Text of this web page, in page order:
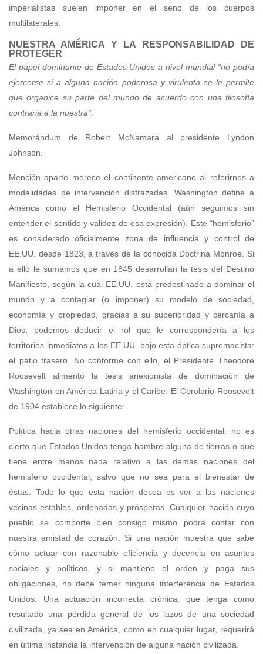
imperialistas suelen imponer en el seno de los cuerpos
multilaterales.
NUESTRA AMÉRICA Y LA RESPONSABILIDAD DE
PROTEGER
El papel dominante de Estados Unidos a nivel mundial “no podía
ejercerse si a alguna nación poderosa y virulenta se le permite
que organice su parte del mundo de acuerdo con una filosofía
contraria a la nuestra”
Memorándum de Robert McNamara al presidente Lyndon
Johnson.
Mención aparte merece el continente americano al referirnos a
modalidades de intervención disfrazadas. Washington define a
América como el Hemisferio Occidental (aún seguimos sin
entender el sentido y validez de esa expresión). Este “hemisferio”
es considerado oficialmente zona de influencia y control de
EE.UU. desde 1823, a través de la conocida Doctrina Monroe. Si
a ello le sumamos que en 1845 desarrollan la tesis del Destino
Manifiesto, según la cual EE.UU. está predestinado a dominar el
mundo y a contagiar (o imponer) su modelo de sociedad,
economía y propiedad, gracias a su superioridad y cercanía a
Dios, podemos deducir el rol que le correspondería a los
territorios inmediatos a los EE.UU. bajo esta óptica supremacista:
el patio trasero. No conforme con ello, el Presidente Theodore
Roosevelt alimentó la tesis anexionista de dominación de
Washington en América Latina y el Caribe. El Corolario Roosevelt
de 1904 establece lo siguiente:
Política hacia otras naciones del hemisferio occidental: no es
cierto que Estados Unidos tenga hambre alguna de tierras o que
tiene entre manos nada relativo a las demás naciones del
hemisferio occidental, salvo que no sea para el bienestar de
éstas. Todo lo que esta nación desea es ver a las naciones
vecinas estables, ordenadas y prósperas. Cualquier nación cuyo
pueblo se comporte bien consigo mismo podrá contar con
nuestra amistad de corazón. Si una nación muestra que sabe
cómo actuar con razonable eficiencia y decencia en asuntos
sociales y políticos, y si mantiene el orden y paga sus
obligaciones, no debe temer ninguna interferencia de Estados
Unidos. Una actuación incorrecta crónica, que tenga como
resultado una pérdida general de los lazos de una sociedad
civilizada, ya sea en América, como en cualquier lugar, requerirá
en última instancia la intervención de alguna nación civilizada.